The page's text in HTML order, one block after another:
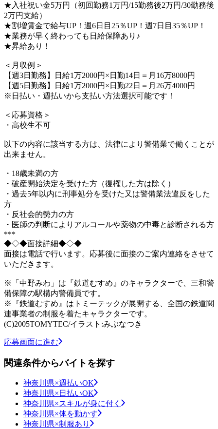
★入社祝い金5万円（初回勤務1万円/15勤務後2万円/30勤務後
2万円支給）
★割増賃金で給与UP！週6日目25％UP！週7日目35％UP！
★業務が早く終わっても日給保障あり♪
★昇給あり！
＜月収例＞
【週3日勤務】日給1万2000円×日勤14日＝月16万8000円
【週5日勤務】日給1万2000円×日勤22日＝月26万4000円
※日払い・週払いから支払い方法選択可能です！
＜応募資格＞
・高校生不可
以下の内容に該当する方は、法律により警備業で働くことが
出来ません。
・18歳未満の方
・破産開始決定を受けた方（復権した方は除く）
・過去5年以内に刑事処分を受けた又は警備業法違反をした
方
・反社会的勢力の方
・医師の判断によりアルコールや薬物の中毒と診断される方
***
◆◇◆面接詳細◆◇◆
面接は電話で行います。応募後に面接のご案内連絡をさせて
いただきます。
※「中野みわ」は『鉄道むすめ』のキャラクターで、三和警
備保障の駅構内警備員です。
※『鉄道むすめ』はトミーテックが展開する、全国の鉄道関
連事業者の制服を着たキャラクターです。
(C)2005TOMYTEC/イラスト:みぶなつき
応募画面に進む
関連条件からバイトを探す
神奈川県×週払いOK
神奈川県×日払いOK
神奈川県×スキルが身に付く
神奈川県×体を動かす
神奈川県×制服あり